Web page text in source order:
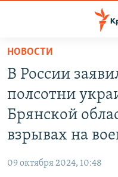
Вернуться
основному
содержанию
Вернутся
главной
Вернутся
ВОДА
ИНТЕРАКТИВ
РАДІО СВОБОДА
НОВОСТИ
В России
полсотни
Брянской
взрывах на
09 октября 2024, 10:48